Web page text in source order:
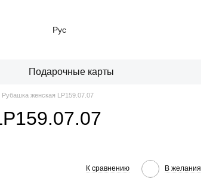
Рус
Подарочные карты
Рубашка женская LP159.07.07
К сравнению В желания